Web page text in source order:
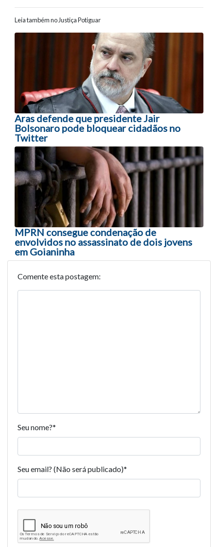
Leia também no Justiça Potiguar
Navegação entre posts
Aras defende que presidente Jair
Bolsonaro pode bloquear cidadãos no
Twitter
MPRN consegue condenação de
envolvidos no assassinato de dois jovens
em Goianinha
Comente esta postagem:
Seu nome?*
Seu email? (Não será publicado)*